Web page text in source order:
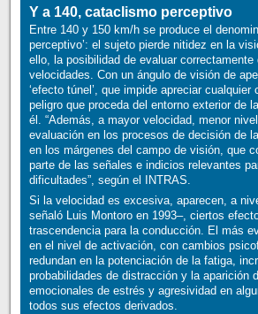
Y a 140, cataclismo perceptivo
Entre 140 y 150 km/h se produce el
perceptivo’: el sujeto pierde nitidez en la
ello, la posibilidad de evaluar
velocidades. Con un ángulo de visión de
‘efecto túnel’, que impide apreciar cualquier
peligro que proceda del entorno exterior de
él. “Además, a mayor velocidad, menor
evaluación en los procesos de decisión de
en los márgenes del campo de visión, que
parte de las señales e indicios relevantes
dificultades”, según el INTRAS.
Si la velocidad es excesiva, aparecen, a
señaló Luis Montoro en 1993–, ciertos
trascendencia para la conducción. El más
en el nivel de activación, con cambios
redundan en la potenciación de la fatiga,
probabilidades de distracción y la aparición
emocionales de estrés y agresividad en
todos sus efectos derivados.